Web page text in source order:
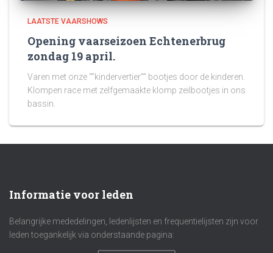
LAATSTE VAARSHOWS
Opening vaarseizoen Echtenerbrug
zondag 19 april.
Varen met onze “”kindervertier”” bootjes door de kinderen.
Klompen race met zelfgemaakte klomp zeilbootjes in ons
bassin.
Informatie voor leden
Belangrijke mededelingen, ledenlijsten en frequentielijsten zijn voor
leden toegankelijk via onderstaande pagina: